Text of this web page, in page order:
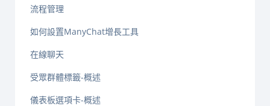
流程管理
如何設置ManyChat增長工具
在線聊天
受眾群體標籤-概述
儀表板選項卡-概述